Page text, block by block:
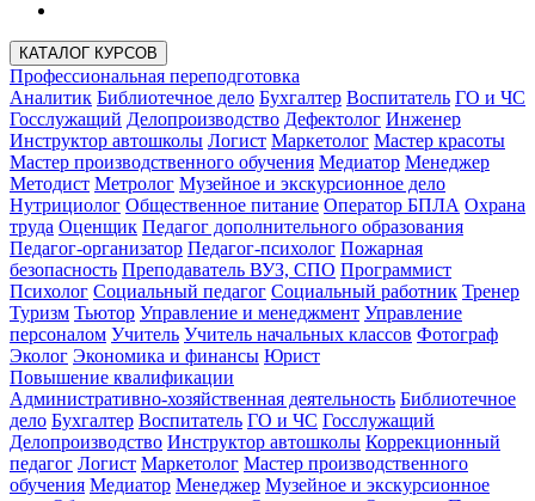
КАТАЛОГ КУРСОВ
Профессиональная переподготовка
Аналитик Библиотечное дело Бухгалтер Воспитатель ГО и ЧС
Госслужащий Делопроизводство Дефектолог Инженер
Инструктор автошколы Логист Маркетолог Мастер красоты
Мастер производственного обучения Медиатор Менеджер
Методист Метролог Музейное и экскурсионное дело
Нутрициолог Общественное питание Оператор БПЛА Охрана
труда Оценщик Педагог дополнительного образования
Педагог-организатор Педагог-психолог Пожарная
безопасность Преподаватель ВУЗ, СПО Программист
Психолог Социальный педагог Социальный работник Тренер
Туризм Тьютор Управление и менеджмент Управление
персоналом Учитель Учитель начальных классов Фотограф
Эколог Экономика и финансы Юрист
Повышение квалификации
Административно-хозяйственная деятельность Библиотечное
дело Бухгалтер Воспитатель ГО и ЧС Госслужащий
Делопроизводство Инструктор автошколы Коррекционный
педагог Логист Маркетолог Мастер производственного
обучения Медиатор Менеджер Музейное и экскурсионное